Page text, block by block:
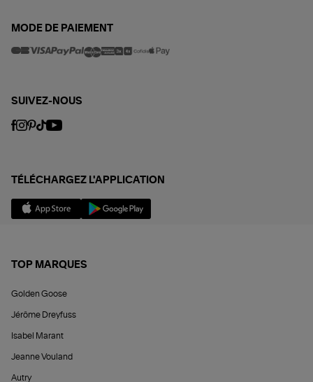
MODE DE PAIEMENT
SUIVEZ-NOUS
TÉLÉCHARGEZ L'APPLICATION
TOP MARQUES
Golden Goose
Jérôme Dreyfuss
Isabel Marant
Jeanne Vouland
Autry